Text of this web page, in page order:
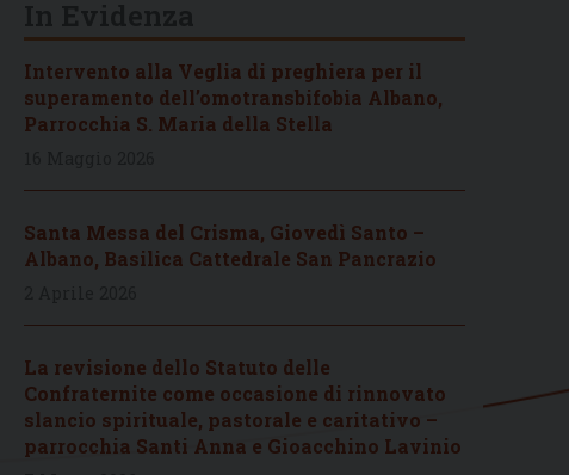
Intervento alla Veglia di preghiera per il
superamento dell’omotransbifobia Albano,
Parrocchia S. Maria della Stella
Santa Messa del Crisma, Giovedì Santo –
Albano, Basilica Cattedrale San Pancrazio
La revisione dello Statuto delle
Confraternite come occasione di rinnovato
slancio spirituale, pastorale e caritativo –
parrocchia Santi Anna e Gioacchino Lavinio